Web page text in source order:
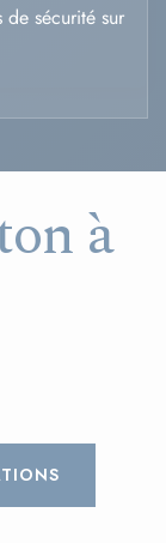
sécurité sur
à